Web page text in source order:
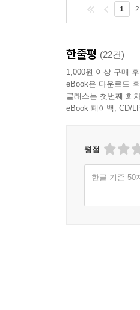
1 2
한줄평 (22건)
1,000원 이상 구매
eBook은 다운로드
클래스는 첫번째 회
eBook 페이백, CD/
평점
한글 기준 50